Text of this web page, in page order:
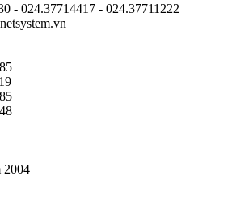
- 024.37714417 - 024.37711222
2004